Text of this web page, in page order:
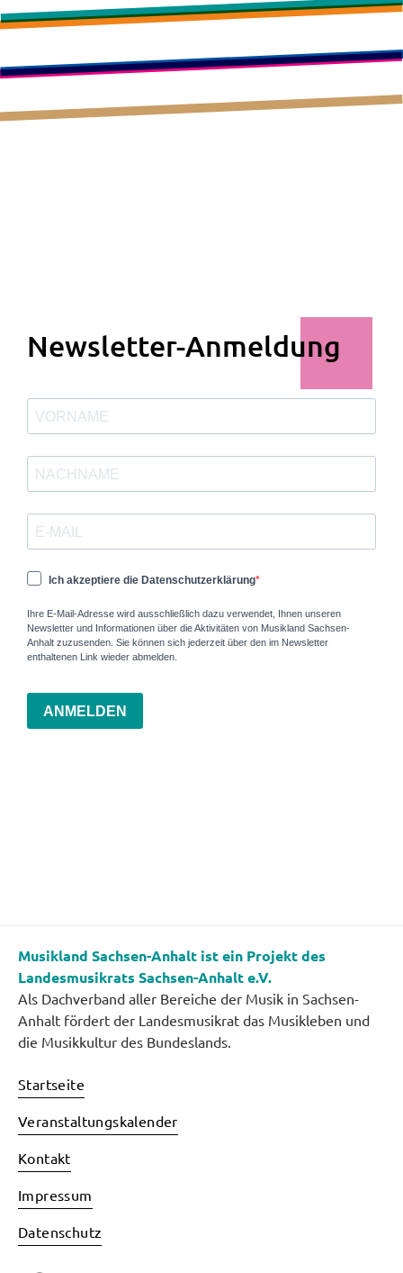
Newsletter-Anmeldung
Ich akzeptiere die Datenschutzerklärung
Ihre E-Mail-Adresse wird ausschließlich dazu verwendet, Ihnen unseren
Newsletter und Informationen über die Aktivitäten von Musikland Sachsen-
Anhalt zuzusenden. Sie können sich jederzeit über den im Newsletter
enthaltenen Link wieder abmelden.
ANMELDEN
Musikland Sachsen-Anhalt ist ein Projekt des
Landesmusikrats Sachsen-Anhalt e.V.
Als Dachverband aller Bereiche der Musik in Sachsen-
Anhalt fördert der Landesmusikrat das Musikleben und
die Musikkultur des Bundeslands.
Startseite
Veranstaltungskalender
Kontakt
Impressum
Datenschutz